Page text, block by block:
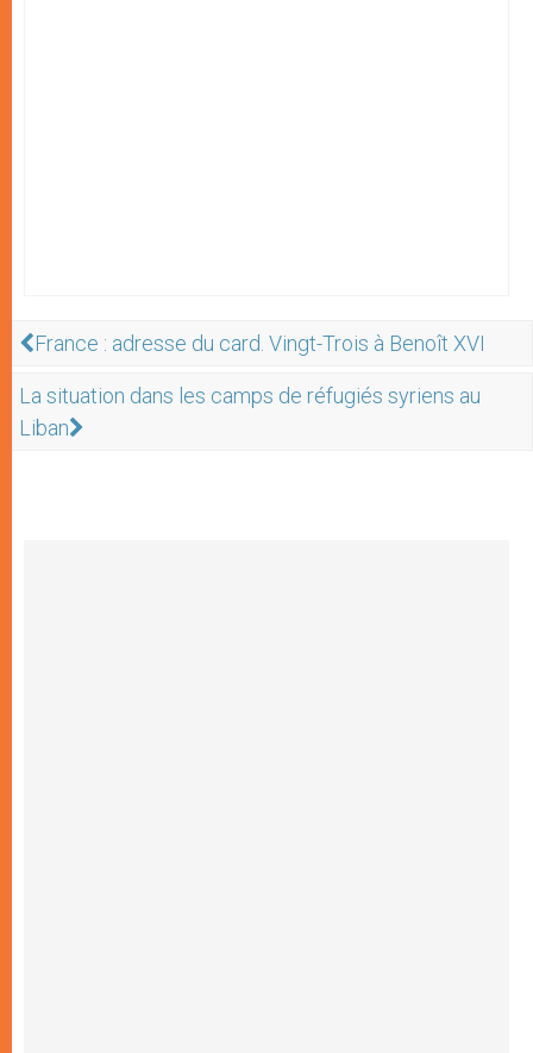
France : adresse du card. Vingt-Trois à Benoît XVI
La situation dans les camps de réfugiés syriens au
Liban